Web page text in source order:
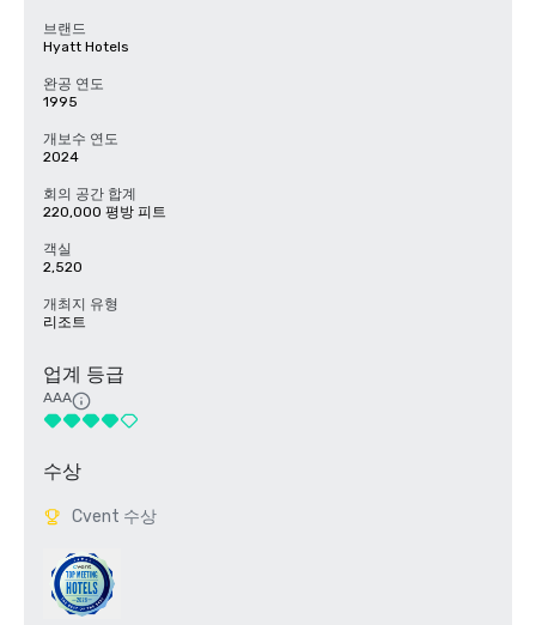
브랜드
Hyatt Hotels
완공 연도
1995
개보수 연도
2024
회의 공간 합계
220,000 평방 피트
객실
2,520
개최지 유형
리조트
업계 등급
AAA
수상
Cvent 수상